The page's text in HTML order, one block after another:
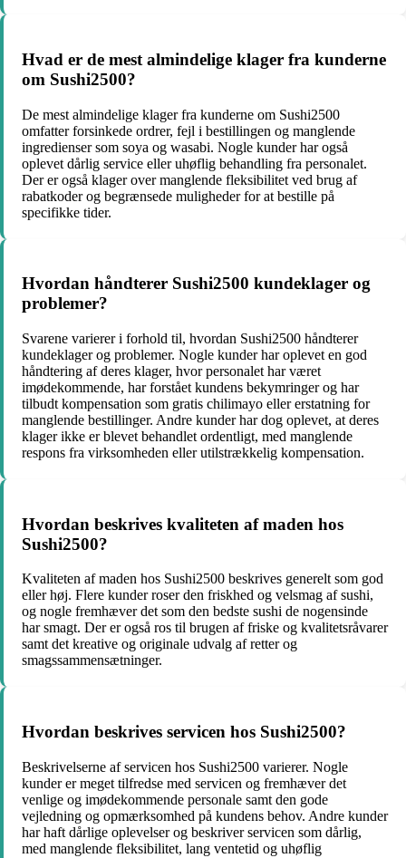
Hvad er de mest almindelige klager fra kunderne
om Sushi2500?
De mest almindelige klager fra kunderne om Sushi2500
omfatter forsinkede ordrer, fejl i bestillingen og manglende
ingredienser som soya og wasabi. Nogle kunder har også
oplevet dårlig service eller uhøflig behandling fra personalet.
Der er også klager over manglende fleksibilitet ved brug af
rabatkoder og begrænsede muligheder for at bestille på
specifikke tider.
Hvordan håndterer Sushi2500 kundeklager og
problemer?
Svarene varierer i forhold til, hvordan Sushi2500 håndterer
kundeklager og problemer. Nogle kunder har oplevet en god
håndtering af deres klager, hvor personalet har været
imødekommende, har forstået kundens bekymringer og har
tilbudt kompensation som gratis chilimayo eller erstatning for
manglende bestillinger. Andre kunder har dog oplevet, at deres
klager ikke er blevet behandlet ordentligt, med manglende
respons fra virksomheden eller utilstrækkelig kompensation.
Hvordan beskrives kvaliteten af maden hos
Sushi2500?
Kvaliteten af maden hos Sushi2500 beskrives generelt som god
eller høj. Flere kunder roser den friskhed og velsmag af sushi,
og nogle fremhæver det som den bedste sushi de nogensinde
har smagt. Der er også ros til brugen af friske og kvalitetsråvarer
samt det kreative og originale udvalg af retter og
smagssammensætninger.
Hvordan beskrives servicen hos Sushi2500?
Beskrivelserne af servicen hos Sushi2500 varierer. Nogle
kunder er meget tilfredse med servicen og fremhæver det
venlige og imødekommende personale samt den gode
vejledning og opmærksomhed på kundens behov. Andre kunder
har haft dårlige oplevelser og beskriver servicen som dårlig,
med manglende fleksibilitet, lang ventetid og uhøflig